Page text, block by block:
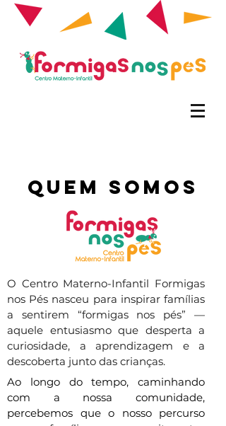
Quem Somos
O Centro Materno-Infantil Formigas
nos Pés nasceu para inspirar famílias
a sentirem “formigas nos pés” —
aquele entusiasmo que desperta a
curiosidade, a aprendizagem e a
descoberta junto das crianças.
Ao longo do tempo, caminhando
com a nossa comunidade,
percebemos que o nosso percurso